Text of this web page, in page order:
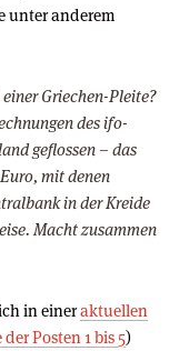
unter anderem
Griechen-Pleite?
des ifo-
geflossen – das
mit denen
in der Kreide
Macht zusammen
in eineraktuellen
Posten 1 bis 5)